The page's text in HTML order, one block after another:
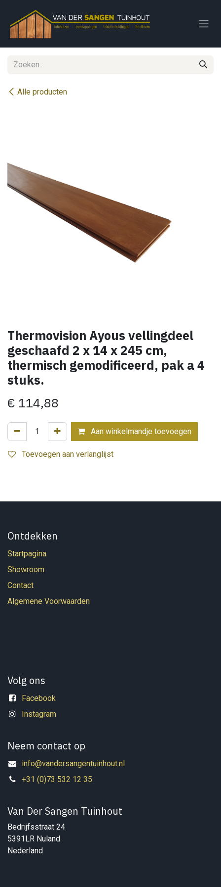
Alle producten
Thermovision Ayous vellingdeel
geschaafd 2 x 14 x 245 cm,
thermisch gemodificeerd, pak a 4
stuks.
€ 114,88
Aan winkelmandje toevoegen
Toevoegen aan verlanglijst
Ontdekken
Startpagina
Showroom
Contact
Algemene Voorwaarden
Volg ons
Facebook
Instagram
Neem contact op
info@vandersangentuinhout.nl
+31 (0)73 532 12 35
Van Der Sangen Tuinhout
Bedrijfsstraat 24
5391LR Nuland
Nederland